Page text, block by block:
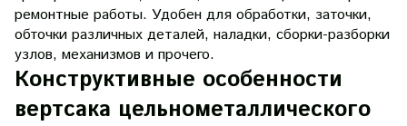
ремонтные работы. Удобен для обработки, заточки,
обточки различных деталей, наладки, сборки-разборки
узлов, механизмов и прочего.
Конструктивные особенности
вертсака цельнометаллического